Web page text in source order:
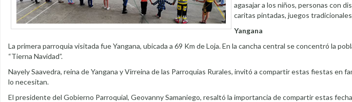
agasajar a los niños, personas con
caritas pintadas, juegos
Yangana
La primera parroquia visitada fue Yangana, ubicada a 69 Km de Loja. En la cancha central se concentró la
“Tierna Navidad”.
Nayely Saavedra, reina de Yangana y Virreina de las Parroquias Rurales, invitó a compartir estas fiestas en
lo necesitan.
El presidente del Gobierno Parroquial, Geovanny Samaniego, resaltó la importancia de compartir estas